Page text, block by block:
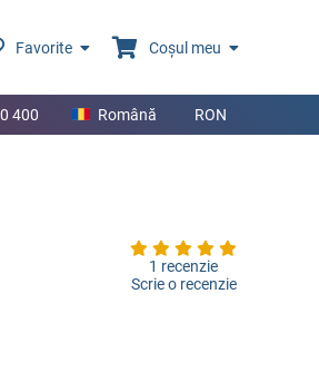
Favorite Coșul meu
400 Română RON
1 recenzie
Scrie o recenzie